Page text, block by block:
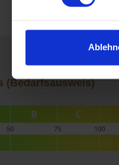
(Bedarfsausweis)